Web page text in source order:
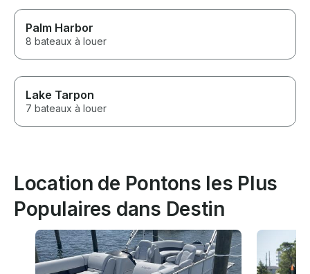
Palm Harbor
8 bateaux à louer
Lake Tarpon
7 bateaux à louer
Location de Pontons les Plus
Populaires dans Destin